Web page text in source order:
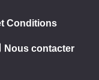
Conditions
Nous contacter